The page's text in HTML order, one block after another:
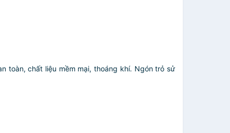
toàn, chất liệu mềm mại, thoáng khí. Ngón trỏ sử